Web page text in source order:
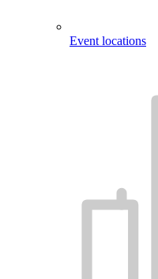
Event locations